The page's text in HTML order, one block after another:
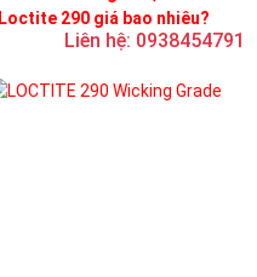
Loctite 290 giá bao nhiêu?
Liên hệ: 0938454791